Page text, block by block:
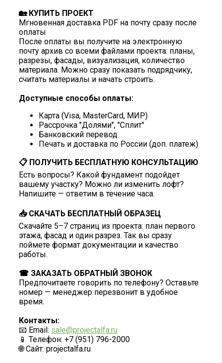
🏡 КУПИТЬ ПРОЕКТ
Мгновенная доставка PDF на почту сразу после
оплаты
После оплаты вы получите на электронную
почту архив со всеми файлами проекта: планы,
разрезы, фасады, визуализация, количество
материала. Можно сразу показать подрядчику,
считать материалы и начать строить.
Доступные способы оплаты:
Карта (Visa, MasterCard, МИР)
Рассрочка "Долями", "Сплит"
Банковский перевод
Печать и доставка по России (доп. платеж)
📋 ПОЛУЧИТЬ БЕСПЛАТНУЮ КОНСУЛЬТАЦИЮ
Есть вопросы? Какой фундамент подойдет
вашему участку? Можно ли изменить лофт?
Напишите — ответим в течение часа.
📥 СКАЧАТЬ БЕСПЛАТНЫЙ ОБРАЗЕЦ
Скачайте 5–7 страниц из проекта: план первого
этажа, фасад и один разрез. Так вы сразу
поймете формат документации и качество
работы.
☎ ЗАКАЗАТЬ ОБРАТНЫЙ ЗВОНОК
Предпочитаете говорить по телефону? Оставьте
номер — менеджер перезвонит в удобное
время.
Контакты:
📧 Email: sale@projectalfa.ru
📱 Телефон: +7 (951) 796-2000
🌐 Сайт: projectalfa.ru